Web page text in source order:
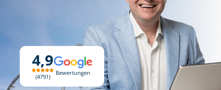
4,9
4791
Bewertungen